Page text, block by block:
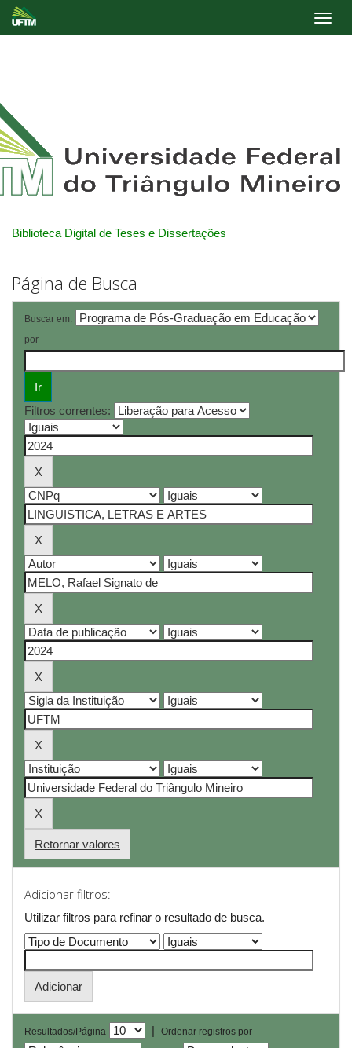
Biblioteca Digital de Teses e Dissertações
Página de Busca
Buscar em:
por
Filtros correntes:
Retornar valores
Adicionar filtros:
Utilizar filtros para refinar o resultado de busca.
Resultados/Página |
Ordenar registros por